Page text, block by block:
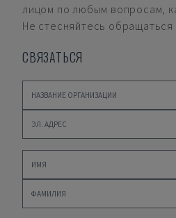
лицом по любым вопросам,
Не стесняйтесь обращаться
СВЯЗАТЬСЯ